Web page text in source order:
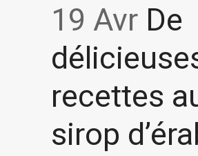
19 Avr De
recettes
sirop